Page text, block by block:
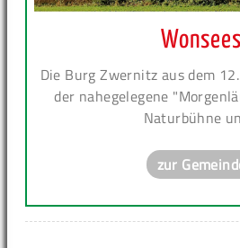
Wonsees
Die Burg Zwernitz aus dem
der nahegelegene
Naturbühne
zur